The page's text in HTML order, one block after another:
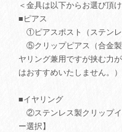
＜金具は以下からお選び頂
■ピアス
①ピアスポスト（ステンレ
⑤クリップピアス（合金製
ヤリング兼用ですが挟む力
はおすすめいたしません。）
■イヤリング
②ステンレス製クリップイ
ー選択】